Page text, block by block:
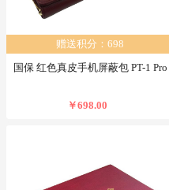
赠送积分：698
国保 红色真皮手机屏蔽包 PT-1 Pro
￥698.00